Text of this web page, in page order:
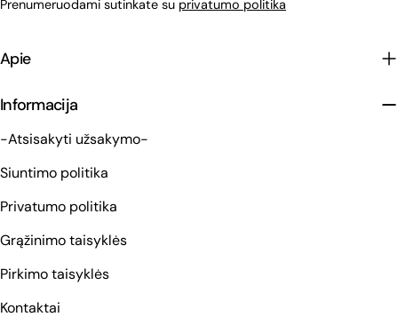
Prenumeruodami sutinkate su privatumo politika
Apie
Informacija
-Atsisakyti užsakymo-
Siuntimo politika
Privatumo politika
Grąžinimo taisyklės
Pirkimo taisyklės
Kontaktai